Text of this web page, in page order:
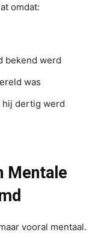
omdat:
bekend werd
was
dertig werd
Mentale
vooral mentaal.